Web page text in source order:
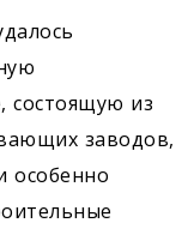
состоящую из
заводов,
особенно